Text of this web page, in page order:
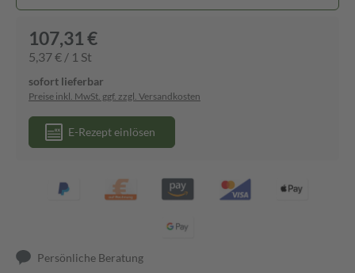
107,31 €
5,37 € / 1 St
sofort lieferbar
Preise inkl. MwSt. ggf. zzgl. Versandkosten
E-Rezept einlösen
Persönliche Beratung